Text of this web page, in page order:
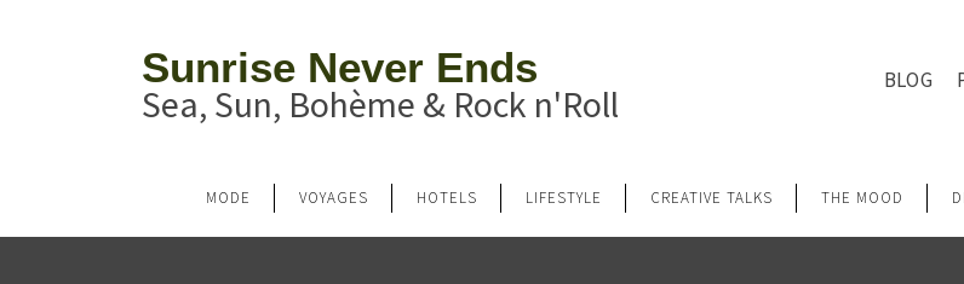
Sunrise Never Ends
Sea, Sun, Bohème & Rock n'Roll
BLOG
MODE VOYAGES HOTELS LIFESTYLE CREATIVE TALKS THE MOOD